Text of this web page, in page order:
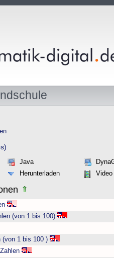
Java
Herunterladen Video
(von 1 bis 100)
(von 1 bis 100 )